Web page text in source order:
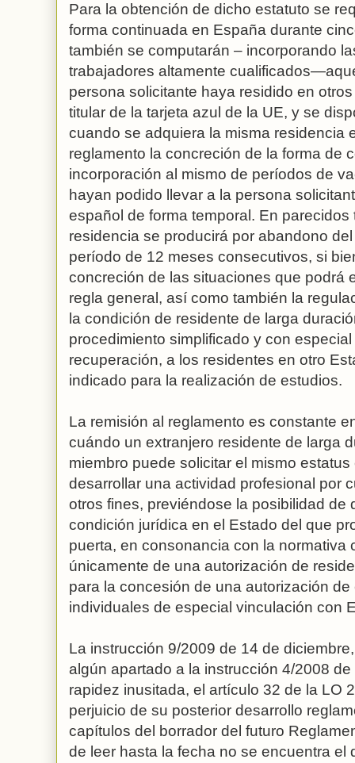
Para la obtención de dicho estatuto se
forma continuada en España durante
también se computarán – incorporando
trabajadores altamente
persona solicitante haya residido en
titular de la tarjeta azul de la UE, y se
cuando se adquiera la misma residencia
reglamento la concreción de la forma de
incorporación al mismo de períodos de
hayan podido llevar a la persona
español de forma temporal. En
residencia se producirá por abandono
período de 12 meses consecutivos, si
concreción de las situaciones que podrá
regla general, así como también la
la condición de residente de larga
procedimiento simplificado y con
recuperación, a los residentes en otro
indicado para la realización de estudios.
La remisión al reglamento es constante
cuándo un extranjero residente de larga
miembro puede solicitar el mismo
desarrollar una actividad profesional por
otros fines, previéndose la posibilidad de
condición jurídica en el Estado del que
puerta, en consonancia con la normativa
únicamente de una autorización de
para la concesión de una autorización
individuales de especial vinculación con
La instrucción 9/2009 de 14 de
algún apartado a la instrucción 4/2008
rapidez inusitada, el artículo 32 de la LO
perjuicio de su posterior desarrollo
capítulos del borrador del futuro
de leer hasta la fecha no se encuentra el